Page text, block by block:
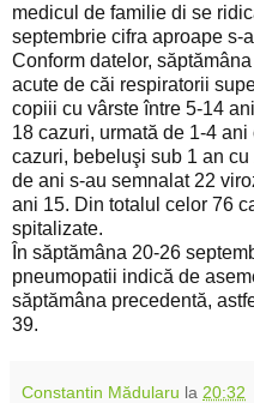
medicul de familie di se
septembrie cifra aproape s-
Conform datelor,
acute de căi respiratorii
copiii cu vârste între 5-14
18 cazuri, urmată de 1-4
cazuri, bebeluşi sub 1 an
de ani s-au semnalat 22
ani 15. Din totalul celor 76
spitalizate.
În săptămâna 20-26
pneumopatii indică de
săptămâna precedentă,
39.
Constantin Mădularu la 20:32